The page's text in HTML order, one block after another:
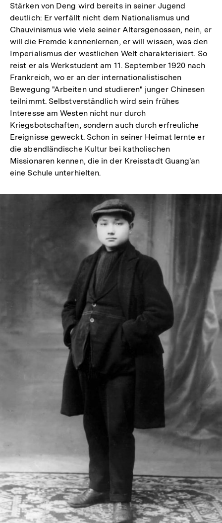
Stärken von Deng wird bereits in seiner Jugend
deutlich: Er verfällt nicht dem Nationalismus und
Chauvinismus wie viele seiner Altersgenossen, nein, er
will die Fremde kennenlernen, er will wissen, was den
Imperialismus der westlichen Welt charakterisiert. So
reist er als Werkstudent am 11. September 1920 nach
Frankreich, wo er an der internationalistischen
Bewegung "Arbeiten und studieren" junger Chinesen
teilnimmt. Selbstverständlich wird sein frühes
Interesse am Westen nicht nur durch
Kriegsbotschaften, sondern auch durch erfreuliche
Ereignisse geweckt. Schon in seiner Heimat lernte er
die abendländische Kultur bei katholischen
Missionaren kennen, die in der Kreisstadt Guang'an
eine Schule unterhielten.